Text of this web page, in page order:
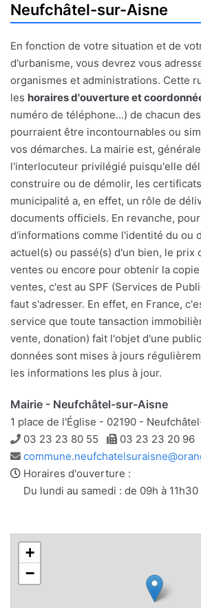
Neufchâtel-sur-Aisne
En fonction de votre situation et de
d'urbanisme, vous devrez vous
organismes et administrations. Cette
les horaires d'ouverture et
numéro de téléphone...) de chacun
pourraient être incontournables ou
vos démarches. La mairie est,
l'interlocuteur privilégié puisqu'elle
construire ou de démolir, les
municipalité a, en effet, un rôle de
documents officiels. En revanche,
d'informations comme l'identité du ou
actuel(s) ou passé(s) d'un bien, le prix
ventes ou encore pour obtenir la
ventes, c'est au SPF (Services de
faut s'adresser. En effet, en France,
service que toute tansaction
vente, donation) fait l'objet d'une
données sont mises à jours
les informations les plus à jour.
Mairie - Neufchâtel-sur-Aisne
1 place de l'Église - 02190 -
Téléphone
03 23 23 80 55 Télécopie
03 23 23 20 96
Adresse
e-
mail
Horaires d'ouverture :
Du lundi au samedi : de 09h à 11h30
+
−